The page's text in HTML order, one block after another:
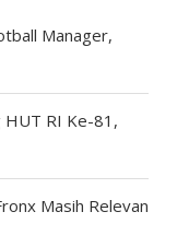
Manager,
HUT RI Ke-81,
Masih Relevan